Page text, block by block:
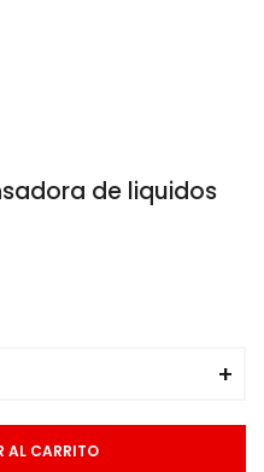
de liquidos
+
AL CARRITO